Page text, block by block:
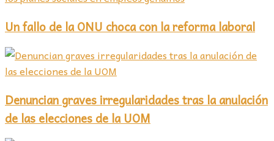
Un fallo de la ONU choca con la reforma laboral
Denuncian graves irregularidades tras la anulación
de las elecciones de la UOM